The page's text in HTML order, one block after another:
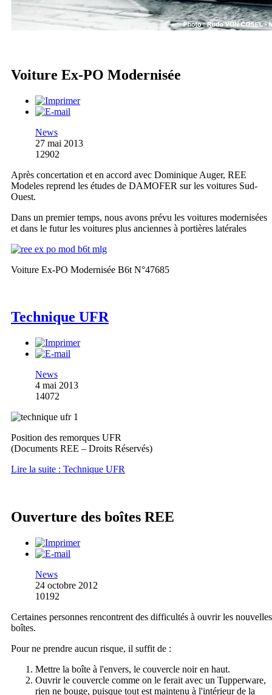
Voiture Ex-PO Modernisée
News
27 mai 2013
12902
Après concertation et en accord avec Dominique Auger, REE
Modeles reprend les études de DAMOFER sur les voitures Sud-
Ouest.
Dans un premier temps, nous avons prévu les voitures modernisées
et dans le futur les voitures plus anciennes à portières latérales
Voiture Ex-PO Modernisée B6t N°47685
Technique UFR
News
4 mai 2013
14072
Position des remorques UFR
(Documents REE – Droits Réservés)
Lire la suite : Technique UFR
Ouverture des boîtes REE
News
24 octobre 2012
10192
Certaines personnes rencontrent des difficultés à ouvrir les nouvelles
boîtes.
Pour ne prendre aucun risque, il suffit de :
Mettre la boîte à l'envers, le couvercle noir en haut.
Ouvrir le couvercle comme on le ferait avec un Tupperware,
rien ne bouge, puisque tout est maintenu à l'intérieur de la